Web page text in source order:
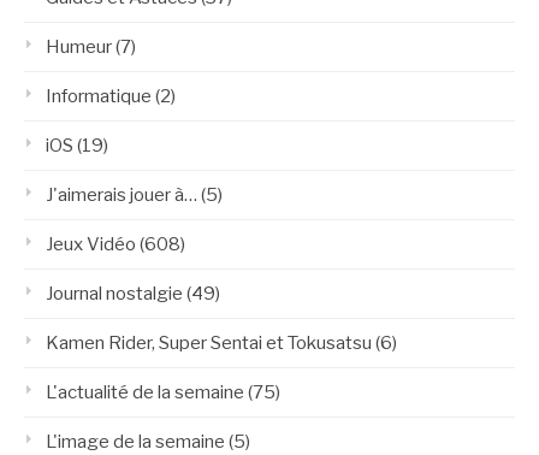
Humeur(7)
Informatique (2)
iOS (19)
J'aimerais jouer à… (5)
Jeux Vidéo (608)
Journal nostalgie (49)
Kamen Rider, Super Sentai et Tokusatsu (6)
L'actualité de la semaine (75)
L'image de la semaine (5)